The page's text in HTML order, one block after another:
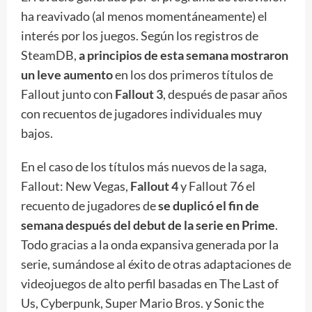
ha reavivado (al menos momentáneamente) el
interés por los juegos. Según los registros de
SteamDB,a principios de esta semana mostraron
un leve aumentoen los dos primeros títulos de
Fallout junto con Fallout 3, después de pasar años
con recuentos de jugadores individuales muy
bajos.
En el caso de los títulos más nuevos de la saga,
Fallout: New Vegas, Fallout 4y Fallout 76 el
recuento de jugadores dese duplicó el fin de
semana después del debut de la serie en Prime.
Todo gracias a la onda expansiva generada por la
serie, sumándose al éxito de otras adaptaciones de
videojuegos de alto perfil basadas en The Last of
Us, Cyberpunk, Super Mario Bros. y Sonic the